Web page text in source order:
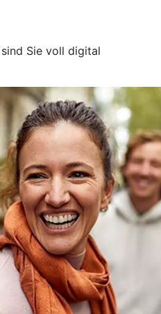
Sie voll digital